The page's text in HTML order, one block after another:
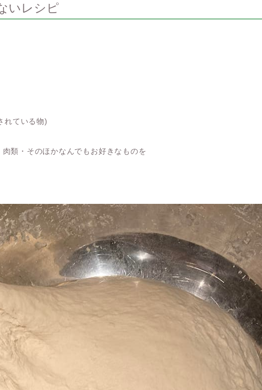
いレシピ
れている物)
肉類・そのほかなんでもお好きなものを